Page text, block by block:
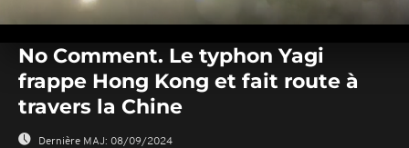
seconds
seconds
No Comment. Le typhon Yagi
frappe Hong Kong et fait route à
travers la Chine
Dernière MAJ: 08/09/2024